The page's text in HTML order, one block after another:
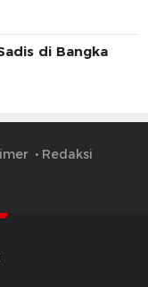
di Bangka
Redaksi